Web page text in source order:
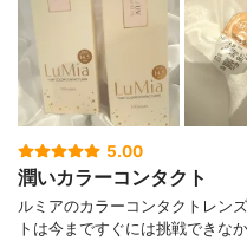
5.00
潤いカラーコンタクト
ルミアのカラーコンタクトレン
トは今まですぐには挑戦できな